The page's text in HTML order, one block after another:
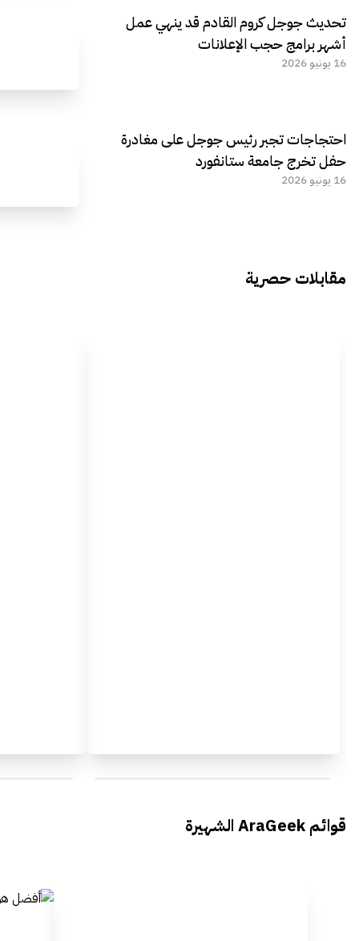
تحديث جوجل كروم القادم قد ينهي عمل
أشهر برامج حجب الإعلانات
16 يونيو 2026
احتجاجات تجبر رئيس جوجل على مغادرة
حفل تخرج جامعة ستانفورد
16 يونيو 2026
مقابلات حصرية
Everything Egypt
قوائم AraGeek الشهيرة